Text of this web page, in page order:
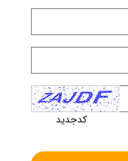
کدجدید